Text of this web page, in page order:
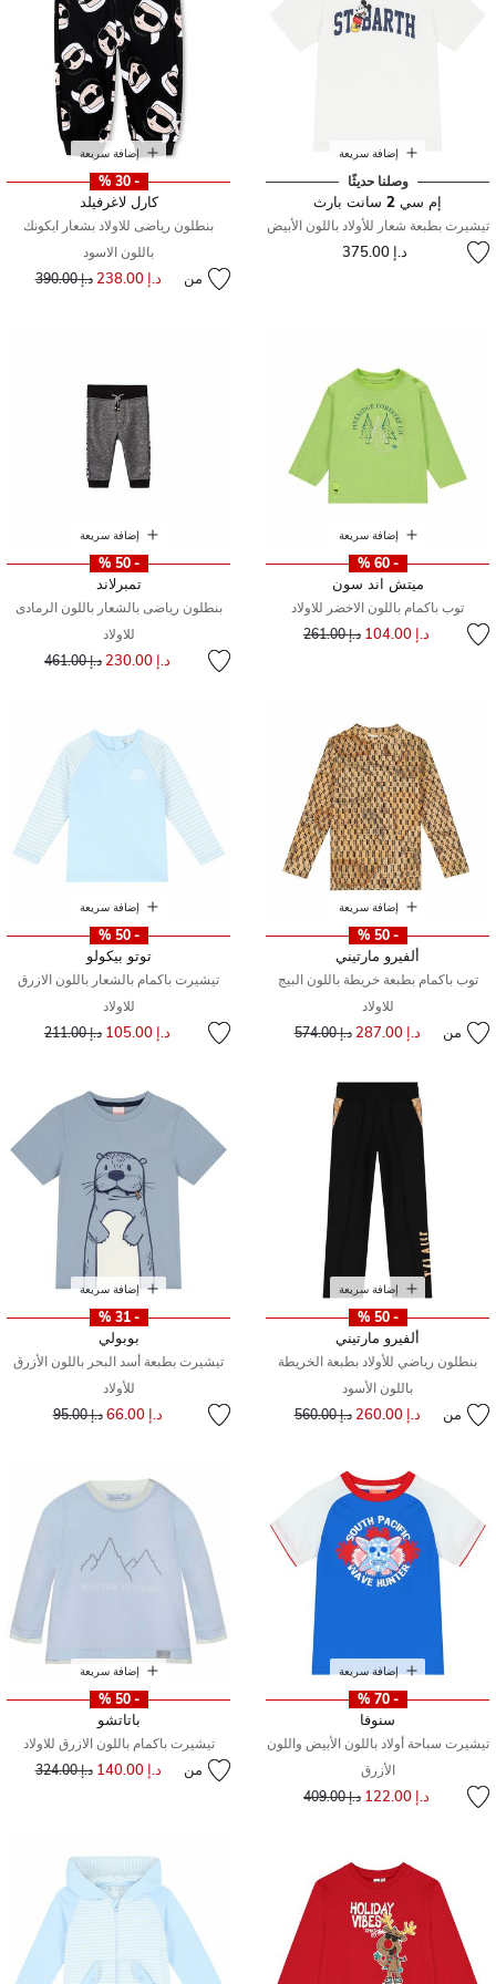
إضافة سريعة
وصلنا حديثًا
إم سي 2 سانت بارث
تيشيرت بطبعة شعار للأولاد باللون الأبيض
د.إ 375.00
إضافة سريعة
- 30 %
كارل لاغرفيلد
بنطلون رياضى للاولاد بشعار ايكونك
باللون الاسود
من د.إ 238.00 سعر مخفض من
د.إ 390.00 إلى
إضافة سريعة
- 60 %
ميتش اند سون
توب باكمام باللون الاخضر للاولاد
د.إ 104.00 سعر مخفض مند.إ 261.00
إضافة سريعة
- 50 %
تمبرلاند
بنطلون رياضى بالشعار باللون الرمادى
للاولاد
د.إ 230.00 سعر مخفض من
د.إ 461.00 إلى
إضافة سريعة
- 50 %
ألفيرو مارتيني
توب باكمام بطبعة خريطة باللون البيج
للاولاد
من د.إ 287.00 سعر مخفض مند.إ 574.00
إضافة سريعة
- 50 %
توتو بيكولو
تيشيرت باكمام بالشعار باللون الازرق
للاولاد
د.إ 105.00 سعر مخفض من
د.إ 211.00 إلى
إضافة سريعة
- 50 %
ألفيرو مارتيني
بنطلون رياضي للأولاد بطبعة الخريطة
باللون الأسود
من د.إ 260.00 سعر مخفض مند.إ 560.00
إضافة سريعة
- 31 %
بوبولي
تيشيرت بطبعة أسد البحر باللون الأزرق
للأولاد
د.إ 66.00 سعر مخفض من
د.إ 95.00 إلى
إضافة سريعة
- 70 %
سنوفا
تيشيرت سباحة أولاد باللون الأبيض واللون
الأزرق
د.إ 122.00 سعر مخفض مند.إ 409.00
إضافة سريعة
- 50 %
باتاتشو
تيشيرت باكمام باللون الازرق للاولاد
من د.إ 140.00 سعر مخفض من
د.إ 324.00 إلى